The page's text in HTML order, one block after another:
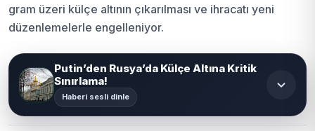
gram üzeri külçe altının çıkarılması ve ihracatı yeni
düzenlemelerle engelleniyor.
Putin’den Rusya’da Külçe Altına Kritik
Sınırlama!
Haberi sesli dinle